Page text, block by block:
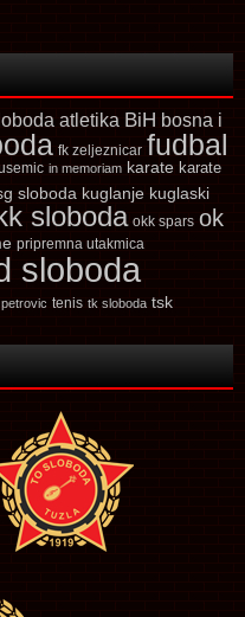
atletika BiH bosna i
fk zeljeznicar fudbal
in memoriam karate karate
sloboda kuglanje kuglaski
sloboda okk spars ok
pripremna utakmica
sloboda
tenis tk sloboda tsk